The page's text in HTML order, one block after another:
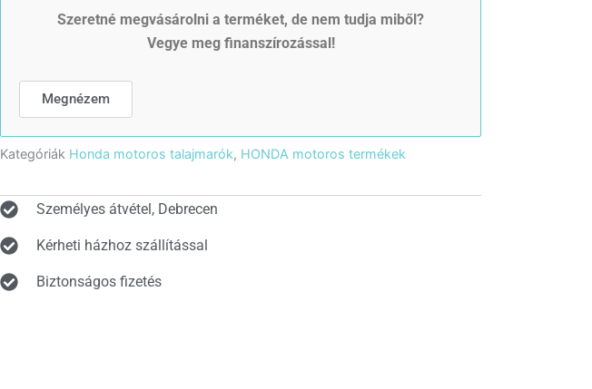
68cm)
mennyiség
Szeretné megvásárolni a terméket, de nem tudja miből?
Vegye meg finanszírozással!
Megnézem
Kategóriák Honda motoros talajmarók, HONDA motoros termékek
Személyes átvétel, Debrecen
Kérheti házhoz szállítással
Biztonságos fizetés